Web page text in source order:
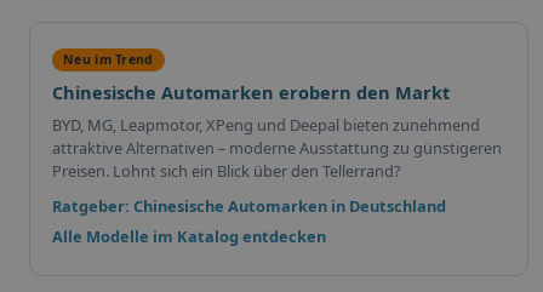
Neu im Trend
Chinesische Automarken erobern den Markt
BYD, MG, Leapmotor, XPeng und Deepal bieten zunehmend
attraktive Alternativen – moderne Ausstattung zu günstigeren
Preisen. Lohnt sich ein Blick über den Tellerrand?
Ratgeber: Chinesische Automarken in Deutschland
Alle Modelle im Katalog entdecken